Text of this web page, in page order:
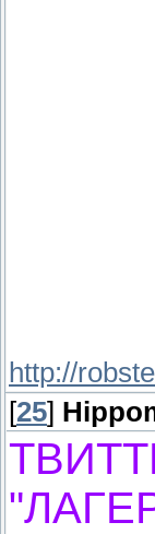
http://
[25]